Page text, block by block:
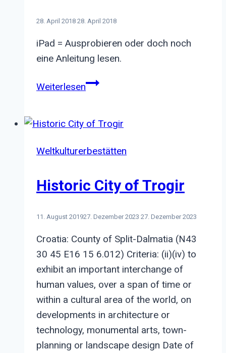
28. April 2018 28. April 2018
iPad = Ausprobieren oder doch noch
eine Anleitung lesen.
WeiterleseniPad
Uff
Weltkulturerbestätten
Historic City of Trogir
11. August 201927. Dezember 2023 27. Dezember 2023
Croatia: County of Split-Dalmatia (N43
30 45 E16 15 6.012) Criteria: (ii)(iv) to
exhibit an important interchange of
human values, over a span of time or
within a cultural area of the world, on
developments in architecture or
technology, monumental arts, town-
planning or landscape design Date of